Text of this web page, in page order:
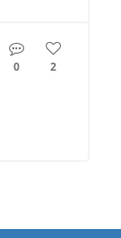
0 2